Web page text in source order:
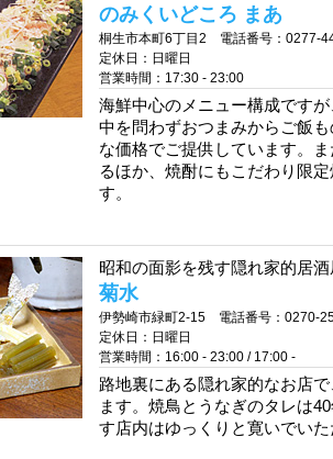
のみくいどころ まあ
桐生市本町6丁目2 電話番号：0277-
定休日：日曜日
営業時間：17:30 - 23:00
海鮮中心のメニュー構成です
中を問わずおつまみからご飯
な価格でご提供しています。
るほか、焼酎にもこだわり限
す。
昭和の面影を残す隠れ家的居
菊水
伊勢崎市緑町2-15 電話番号：0270-
定休日：日曜日
営業時間：16:00 - 23:00 / 17:00 -
路地裏にある隠れ家的なお店
ます。焼鳥とうなぎのタレは
す店内はゆっくりと寛いでい